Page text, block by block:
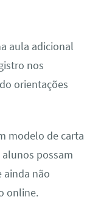
aula adicional
nos
orientações
modelo de carta
possam
ainda não
online.